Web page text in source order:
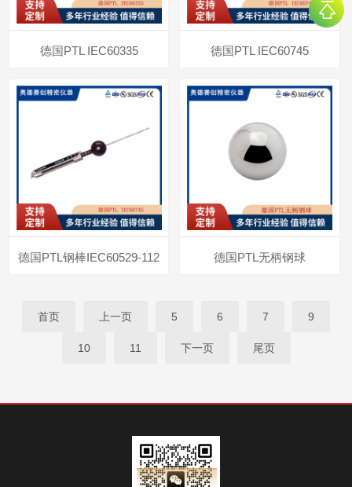
德国PTL IEC60335 德国PTL IEC60745
德国PTL钢棒IEC60529-112 德国PTL无柄钢球
首页 上一页 5 6 7 9
10 11 下一页 尾页